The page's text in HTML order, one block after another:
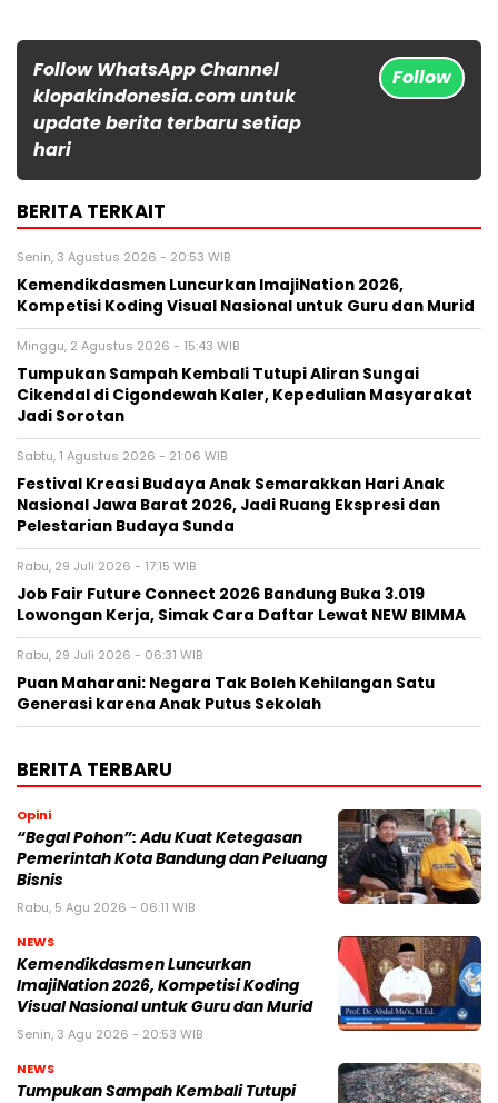
Follow WhatsApp Channel
klopakindonesia.com untuk
update berita terbaru setiap
hari
Follow
BERITA TERKAIT
Senin, 3 Agustus 2026 - 20:53 WIB
Kemendikdasmen Luncurkan ImajiNation 2026,
Kompetisi Koding Visual Nasional untuk Guru dan Murid
Minggu, 2 Agustus 2026 - 15:43 WIB
Tumpukan Sampah Kembali Tutupi Aliran Sungai
Cikendal di Cigondewah Kaler, Kepedulian Masyarakat
Jadi Sorotan
Sabtu, 1 Agustus 2026 - 21:06 WIB
Festival Kreasi Budaya Anak Semarakkan Hari Anak
Nasional Jawa Barat 2026, Jadi Ruang Ekspresi dan
Pelestarian Budaya Sunda
Rabu, 29 Juli 2026 - 17:15 WIB
Job Fair Future Connect 2026 Bandung Buka 3.019
Lowongan Kerja, Simak Cara Daftar Lewat NEW BIMMA
Rabu, 29 Juli 2026 - 06:31 WIB
Puan Maharani: Negara Tak Boleh Kehilangan Satu
Generasi karena Anak Putus Sekolah
BERITA TERBARU
Opini
“Begal Pohon”: Adu Kuat Ketegasan
Pemerintah Kota Bandung dan Peluang
Bisnis
Rabu, 5 Agu 2026 - 06:11 WIB
NEWS
Kemendikdasmen Luncurkan
ImajiNation 2026, Kompetisi Koding
Visual Nasional untuk Guru dan Murid
Senin, 3 Agu 2026 - 20:53 WIB
NEWS
Tumpukan Sampah Kembali Tutupi